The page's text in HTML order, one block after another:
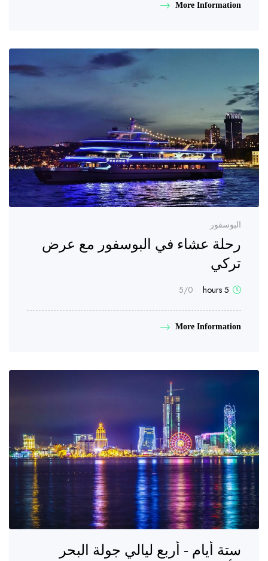
More Information
البوسفور
رحلة عشاء في البوسفور مع عرض
تركي
5 hours
0
/5
More Information
ستة أيام - أربع ليالي جولة البحر